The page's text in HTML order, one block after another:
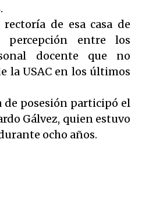
de esa casa de
percepción entre los
docente que no
la USAC en los últimos
de posesión participó el
Gálvez, quien estuvo
ocho años.